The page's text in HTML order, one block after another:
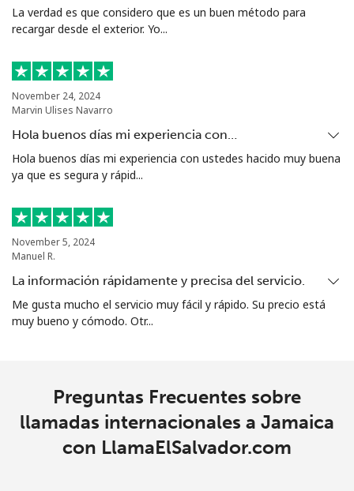
La verdad es que considero que es un buen método para
recargar desde el exterior. Yo...
November 24, 2024
Marvin Ulises Navarro
Hola buenos días mi experiencia con…
Hola buenos días mi experiencia con ustedes hacido muy buena
ya que es segura y rápid...
November 5, 2024
Manuel R.
La información rápidamente y precisa del servicio.
Me gusta mucho el servicio muy fácil y rápido. Su precio está
muy bueno y cómodo. Otr...
Preguntas Frecuentes sobre
llamadas internacionales a Jamaica
con LlamaElSalvador.com